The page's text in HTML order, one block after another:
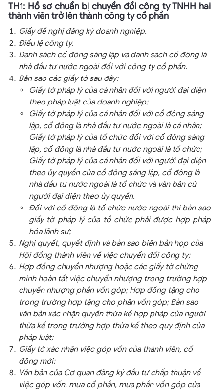
TH1: Hồ sơ chuẩn bị chuyển đổi công ty TNHH hai
thành viên trở lên thành công ty cổ phần
Giấy đề nghị đăng ký doanh nghiệp.
Điều lệ công ty.
Danh sách cổ đông sáng lập và danh sách cổ đông là
nhà đầu tư nước ngoài đối với công ty cổ phần.
Bản sao các giấy tờ sau đây:
Giấy tờ pháp lý của cá nhân đối với người đại diện
theo pháp luật của doanh nghiệp;
Giấy tờ pháp lý của cá nhân đối với cổ đông sáng
lập, cổ đông là nhà đầu tư nước ngoài là cá nhân;
Giấy tờ pháp lý của tổ chức đối với cổ đông sáng
lập, cổ đông là nhà đầu tư nước ngoài là tổ chức;
Giấy tờ pháp lý của cá nhân đối với người đại diện
theo ủy quyền của cổ đông sáng lập, cổ đông là
nhà đầu tư nước ngoài là tổ chức và văn bản cử
người đại diện theo ủy quyền.
Đối với cổ đông là tổ chức nước ngoài thì bản sao
giấy tờ pháp lý của tổ chức phải được hợp pháp
hóa lãnh sự;
Nghị quyết, quyết định và bản sao biên bản họp của
Hội đồng thành viên về việc chuyển đổi công ty;
Hợp đồng chuyển nhượng hoặc các giấy tờ chứng
minh hoàn tất việc chuyển nhượng trong trường hợp
chuyển nhượng phần vốn góp; Hợp đồng tặng cho
trong trường hợp tặng cho phần vốn góp; Bản sao
văn bản xác nhận quyền thừa kế hợp pháp của người
thừa kế trong trường hợp thừa kế theo quy định của
pháp luật;
Giấy tờ xác nhận việc góp vốn của thành viên, cổ
đông mới;
Văn bản của Cơ quan đăng ký đầu tư chấp thuận về
việc góp vốn, mua cổ phần, mua phần vốn góp của